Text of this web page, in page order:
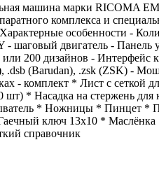
машина марки RICOMA
комплекса и
особенности -
- шаговый двигатель -
200 дизайнов -
.dsb (Barudan), .zsk (ZSK) -
- комплект * Лист с
шт) * Насадка на стержень
* Ножницы * Пинцет *
ключ 13х10 *
справочник